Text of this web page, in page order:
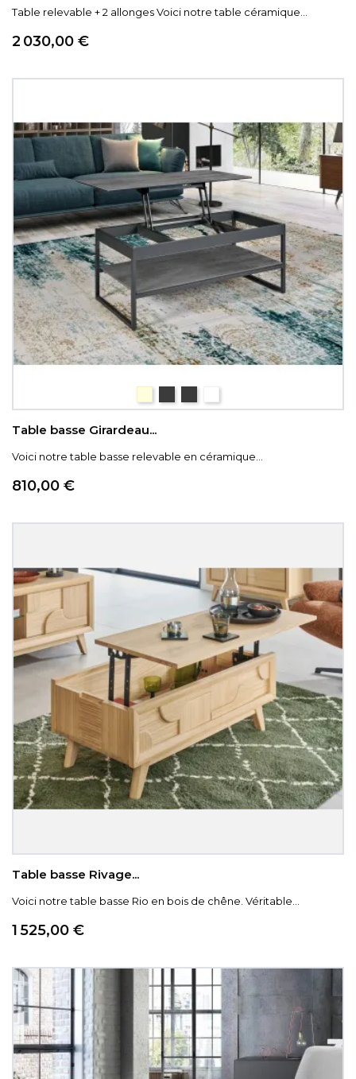
Table relevable + 2 allonges Voici notre table céramique...
Prix
2 030,00 €
Table basse Girardeau...
Voici notre table basse relevable en céramique...
Prix
810,00 €
Table basse Rivage...
Voici notre table basse Rio en bois de chêne. Véritable...
Prix
1 525,00 €